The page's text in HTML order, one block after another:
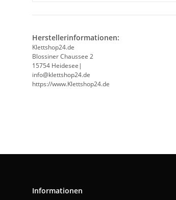
Herstellerinformationen:
Klettshop24.de
Blossiner Chaussee 2
15754 Heidesee|
info@klettshop24.de
https://www.Klettshop24.de
Informationen